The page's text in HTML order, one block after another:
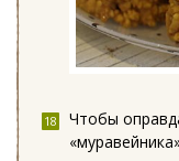
Чтобы